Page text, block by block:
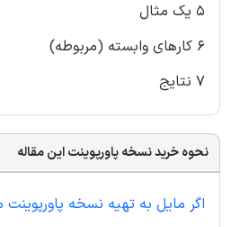
۵ یک مثال
۶ کارهای وابسته (مربوطه)
۷ نتایج
نحوه خرید نسخه پاورپوینت این مقاله
اگر مایل به تهیه نسخه